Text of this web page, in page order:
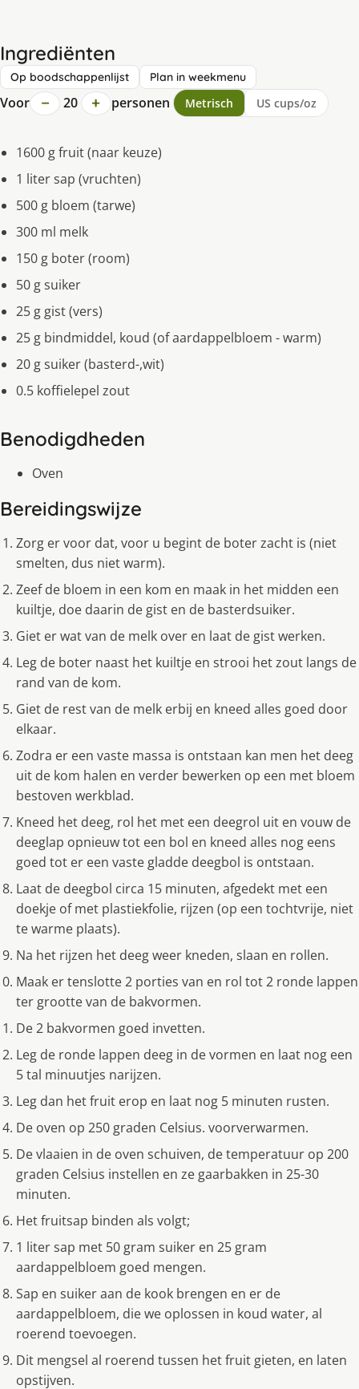
Ingrediënten
Op boodschappenlijst Plan in weekmenu
Voor − 20 + personen Metrisch US cups/oz
1600 g fruit (naar keuze)
1 liter sap (vruchten)
500 g bloem (tarwe)
300 ml melk
150 g boter (room)
50 g suiker
25 g gist (vers)
25 g bindmiddel, koud (of aardappelbloem - warm)
20 g suiker (basterd-,wit)
0.5 koffielepel zout
Benodigdheden
Oven
Bereidingswijze
Zorg er voor dat, voor u begint de boter zacht is (niet
smelten, dus niet warm).
Zeef de bloem in een kom en maak in het midden een
kuiltje, doe daarin de gist en de basterdsuiker.
Giet er wat van de melk over en laat de gist werken.
Leg de boter naast het kuiltje en strooi het zout langs de
rand van de kom.
Giet de rest van de melk erbij en kneed alles goed door
elkaar.
Zodra er een vaste massa is ontstaan kan men het deeg
uit de kom halen en verder bewerken op een met bloem
bestoven werkblad.
Kneed het deeg, rol het met een deegrol uit en vouw de
deeglap opnieuw tot een bol en kneed alles nog eens
goed tot er een vaste gladde deegbol is ontstaan.
Laat de deegbol circa 15 minuten, afgedekt met een
doekje of met plastiekfolie, rijzen (op een tochtvrije, niet
te warme plaats).
Na het rijzen het deeg weer kneden, slaan en rollen.
Maak er tenslotte 2 porties van en rol tot 2 ronde lappen
ter grootte van de bakvormen.
De 2 bakvormen goed invetten.
Leg de ronde lappen deeg in de vormen en laat nog een
5 tal minuutjes narijzen.
Leg dan het fruit erop en laat nog 5 minuten rusten.
De oven op 250 graden Celsius. voorverwarmen.
De vlaaien in de oven schuiven, de temperatuur op 200
graden Celsius instellen en ze gaarbakken in 25-30
minuten.
Het fruitsap binden als volgt;
1 liter sap met 50 gram suiker en 25 gram
aardappelbloem goed mengen.
Sap en suiker aan de kook brengen en er de
aardappelbloem, die we oplossen in koud water, al
roerend toevoegen.
Dit mengsel al roerend tussen het fruit gieten, en laten
opstijven.